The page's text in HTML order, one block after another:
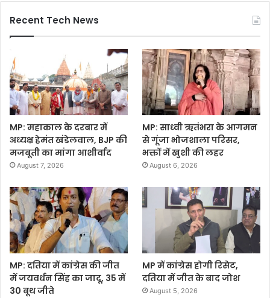
Recent Tech News
MP: महाकाल के दरबार में
अध्यक्ष हेमंत खंडेलवाल, BJP की
मजबूती का मांगा आशीर्वाद
August 7, 2026
MP: साध्वी ऋतंभरा के आगमन
से गूंजा भोजशाला परिसर,
भक्तों में खुशी की लहर
August 6, 2026
MP: दतिया में कांग्रेस की जीत
में जयवर्धन सिंह का जादू, 35 में
30 बूथ जीते
MP में कांग्रेस होगी रिसेट,
दतिया में जीत के बाद जोश
August 5, 2026